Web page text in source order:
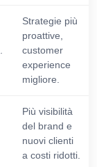
Strategie più
proattive,
customer
experience
migliore.
Più visibilità
del brand e
nuovi clienti
a costi ridotti.